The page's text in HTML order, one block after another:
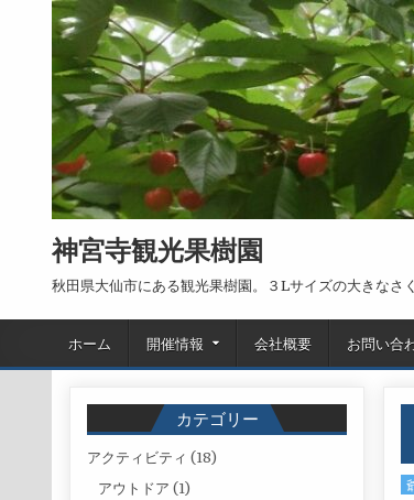
Skip to content
神宮寺観光果樹園
秋田県大仙市にある観光果樹園。３Lサイズの大きなさ
ホーム 開催情報 会社概要 お問い合
カテゴリー
アクティビティ (18)
アウトドア (1)